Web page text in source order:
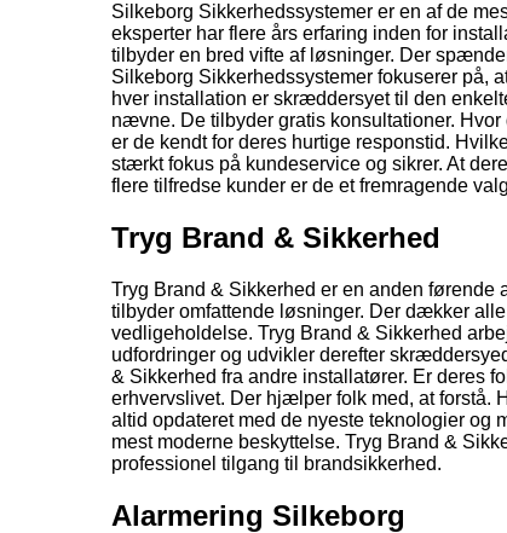
Silkeborg Sikkerhedssystemer er en af de
eksperter har flere års erfaring inden for
tilbyder en bred vifte af løsninger. Der
Silkeborg Sikkerhedssystemer fokuserer på,
hver installation er skræddersyet til den
nævne. De tilbyder gratis konsultationer.
er de kendt for deres hurtige responstid.
stærkt fokus på kundeservice og sikrer. At
flere tilfredse kunder er de et fremragende
Tryg Brand & Sikkerhed
Tryg Brand & Sikkerhed er en anden
tilbyder omfattende løsninger. Der dækker
vedligeholdelse. Tryg Brand & Sikkerhed
udfordringer og udvikler derefter
& Sikkerhed fra andre installatører. Er deres
erhvervslivet. Der hjælper folk med, at forstå.
altid opdateret med de nyeste teknologier og
mest moderne beskyttelse. Tryg Brand &
professionel tilgang til brandsikkerhed.
Alarmering Silkeborg